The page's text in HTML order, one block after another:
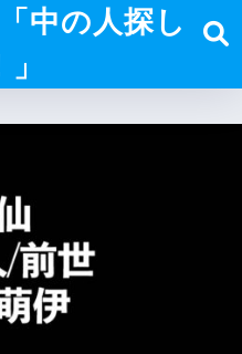
中の人探し